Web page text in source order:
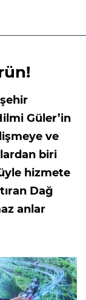
Güler’in
ve
biri
hizmete
Dağ
anlar